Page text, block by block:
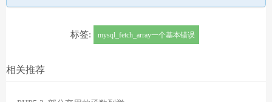
标签: mysql_fetch_array一个基本错误
相关推荐